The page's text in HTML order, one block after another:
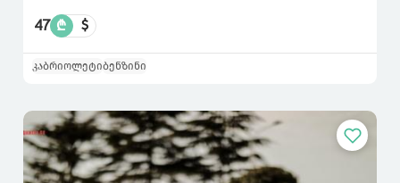
47 ₾ $
კაბრიოლეტიბენზინი